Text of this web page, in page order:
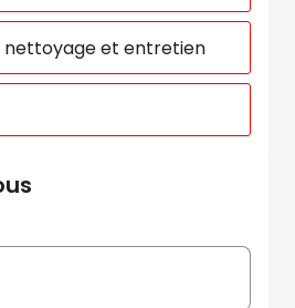
nettoyage et entretien